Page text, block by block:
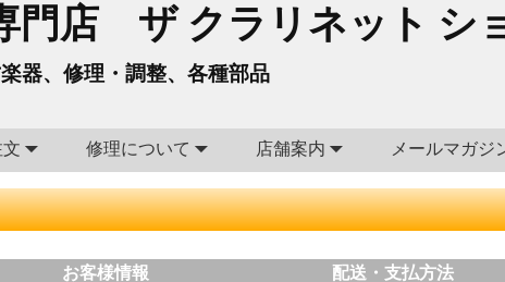
門店 ザ クラリネット シ
器、修理・調整、各種部品
修理について 店舗案内 メールマガジ
お客様情報 配送・支払方法